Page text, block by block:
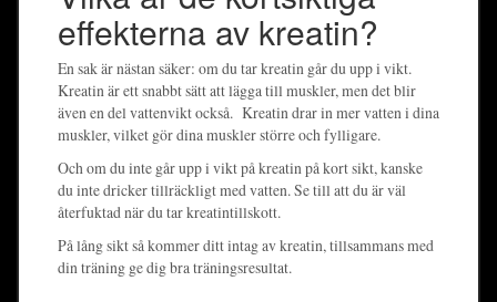
effekterna av kreatin?
En sak är nästan säker: om du tar kreatin går du upp i vikt.
Kreatin är ett snabbt sätt att lägga till muskler, men det blir
även en del vattenvikt också. Kreatin drar in mer vatten i dina
muskler, vilket gör dina muskler större och fylligare.
Och om du inte går upp i vikt på kreatin på kort sikt, kanske
du inte dricker tillräckligt med vatten. Se till att du är väl
återfuktad när du tar kreatintillskott.
På lång sikt så kommer ditt intag av kreatin, tillsammans med
din träning ge dig bra träningsresultat.